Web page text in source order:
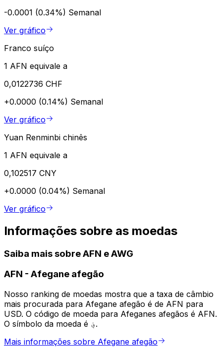
-0.0001 (0.34%) Semanal
Ver gráfico
Franco suíço
1 AFN equivale a
0,0122736 CHF
+0.0000 (0.14%) Semanal
Ver gráfico
Yuan Renminbi chinês
1 AFN equivale a
0,102517 CNY
+0.0000 (0.04%) Semanal
Ver gráfico
Informações sobre as moedas
Saiba mais sobre AFN e AWG
AFN - Afegane afegão
Nosso ranking de moedas mostra que a taxa de câmbio
mais procurada para Afegane afegão é de AFN para
USD. O código de moeda para Afeganes afegãos é AFN.
O símbolo da moeda é ؋.
Mais informações sobre Afegane afegão